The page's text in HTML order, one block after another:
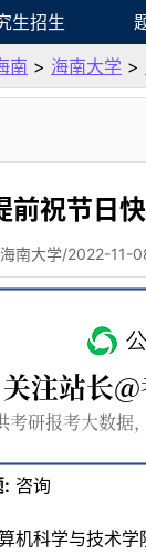
生招生
南 > 海南大学 >
前祝节日
南大学/2022-11-
: 咨询
机科学与技术学